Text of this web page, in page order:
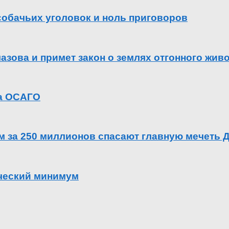
уголовок и ноль приговоров
и примет закон о землях отгонного
ОСАГО
за 250 миллионов спасают главную мечеть
минимум